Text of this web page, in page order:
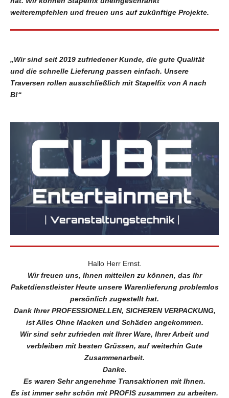
weiterempfehlen und freuen uns auf zukünftige Projekte.
„Wir sind seit 2019 zufriedener Kunde, die gute Qualität
und die schnelle Lieferung passen einfach. Unsere
Traversen rollen ausschließlich mit Stapelfix von A nach
B!“
Hallo Herr Ernst.
Wir freuen uns, Ihnen mitteilen zu können, das Ihr
Paketdienstleister Heute unsere Warenlieferung problemlos
persönlich zugestellt hat.
Dank Ihrer PROFESSIONELLEN, SICHEREN VERPACKUNG,
ist Alles Ohne Macken und Schäden angekommen.
Wir sind sehr zufrieden mit Ihrer Ware, Ihrer Arbeit und
verbleiben mit besten Grüssen, auf weiterhin Gute
Zusammenarbeit.
Danke.
Es waren Sehr angenehme Transaktionen mit Ihnen.
Es ist immer sehr schön mit PROFIS zusammen zu arbeiten.